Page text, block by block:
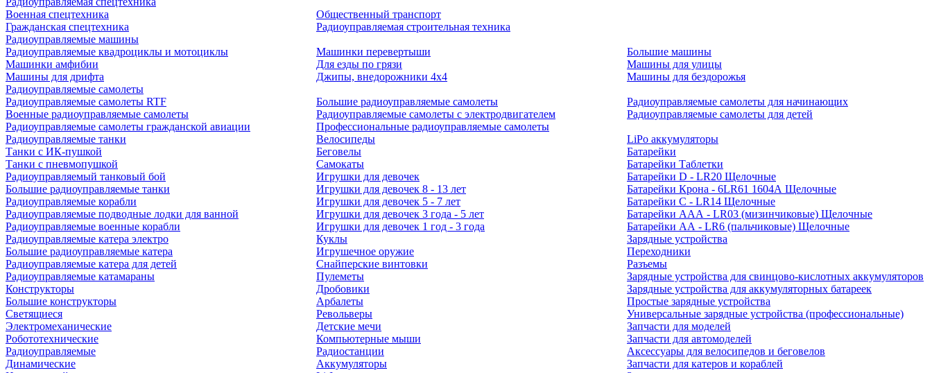
Военная спецтехника
Гражданская спецтехника
Общественный транспорт
Радиоуправляемая строительная техника
Радиоуправляемые машины
Радиоуправляемые квадроциклы и мотоциклы
Машинки амфибии
Машины для дрифта
Машинки перевертыши
Для езды по грязи
Джипы, внедорожники 4x4
Большие машины
Машины для улицы
Машины для бездорожья
Радиоуправляемые самолеты
Радиоуправляемые самолеты RTF
Военные радиоуправляемые самолеты
Радиоуправляемые самолеты гражданской авиации
Большие радиоуправляемые самолеты
Радиоуправляемые самолеты с электродвигателем
Профессиональные радиоуправляемые самолеты
Радиоуправляемые самолеты для начинающих
Радиоуправляемые самолеты для детей
Радиоуправляемые танки
Танки с ИК-пушкой
Танки с пневмопушкой
Радиоуправляемый танковый бой
Большие радиоуправляемые танки
Радиоуправляемые корабли
Радиоуправляемые подводные лодки для ванной
Радиоуправляемые военные корабли
Радиоуправляемые катера электро
Большие радиоуправляемые катера
Радиоуправляемые катера для детей
Радиоуправляемые катамараны
Конструкторы
Большие конструкторы
Светящиеся
Электромеханические
Робототехнические
Радиоуправляемые
Динамические
Велосипеды
Беговелы
Самокаты
Игрушки для девочек
Игрушки для девочек 8 - 13 лет
Игрушки для девочек 5 - 7 лет
Игрушки для девочек 3 года - 5 лет
Игрушки для девочек 1 год - 3 года
Куклы
Игрушечное оружие
Снайперские винтовки
Пулеметы
Дробовики
Арбалеты
Револьверы
Детские мечи
Компьютерные мыши
Радиостанции
Аккумуляторы
LiPo аккумуляторы
Батарейки
Батарейки Таблетки
Батарейки D - LR20 Щелочные
Батарейки Крона - 6LR61 1604A Щелочные
Батарейки C - LR14 Щелочные
Батарейки AAA - LR03 (мизинчиковые) Щелочные
Батарейки AA - LR6 (пальчиковые) Щелочные
Зарядные устройства
Переходники
Разъемы
Зарядные устройства для свинцово-кислотных аккумуляторов
Зарядные устройства для аккумуляторных батареек
Простые зарядные устройства
Универсальные зарядные устройства (профессиональные)
Запчасти для моделей
Запчасти для автомоделей
Аксессуары для велосипедов и беговелов
Запчасти для катеров и кораблей